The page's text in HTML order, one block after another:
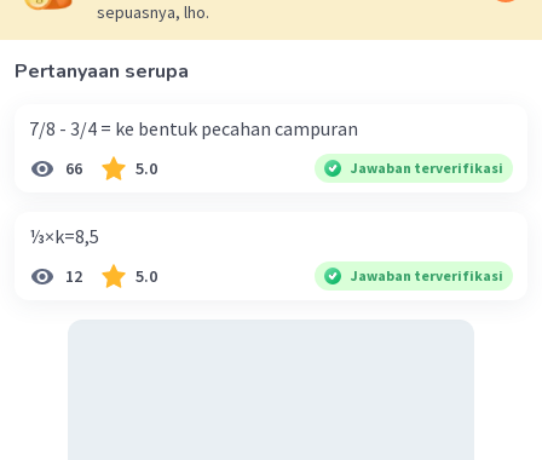
sepuasnya, lho.
Pertanyaan serupa
7/8 - 3/4 = ke bentuk pecahan campuran
66 5.0 Jawaban terverifikasi
⅓×k=8,5
12 5.0 Jawaban terverifikasi